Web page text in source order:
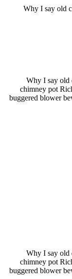
Why I
Why I
buggered
Why I
buggered